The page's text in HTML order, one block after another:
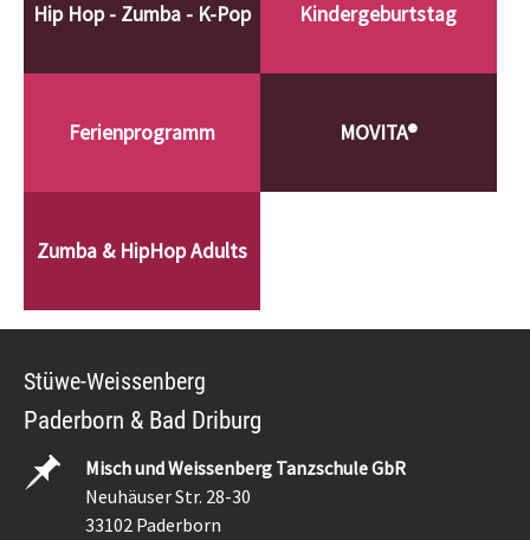
Hip Hop - Zumba - K-Pop Kindergeburtstag
Ferienprogramm MOVITA®
Zumba & HipHop Adults
Stüwe-Weissenberg
Paderborn & Bad Driburg
Misch und Weissenberg Tanzschule GbR
Neuhäuser Str. 28-30
33102 Paderborn